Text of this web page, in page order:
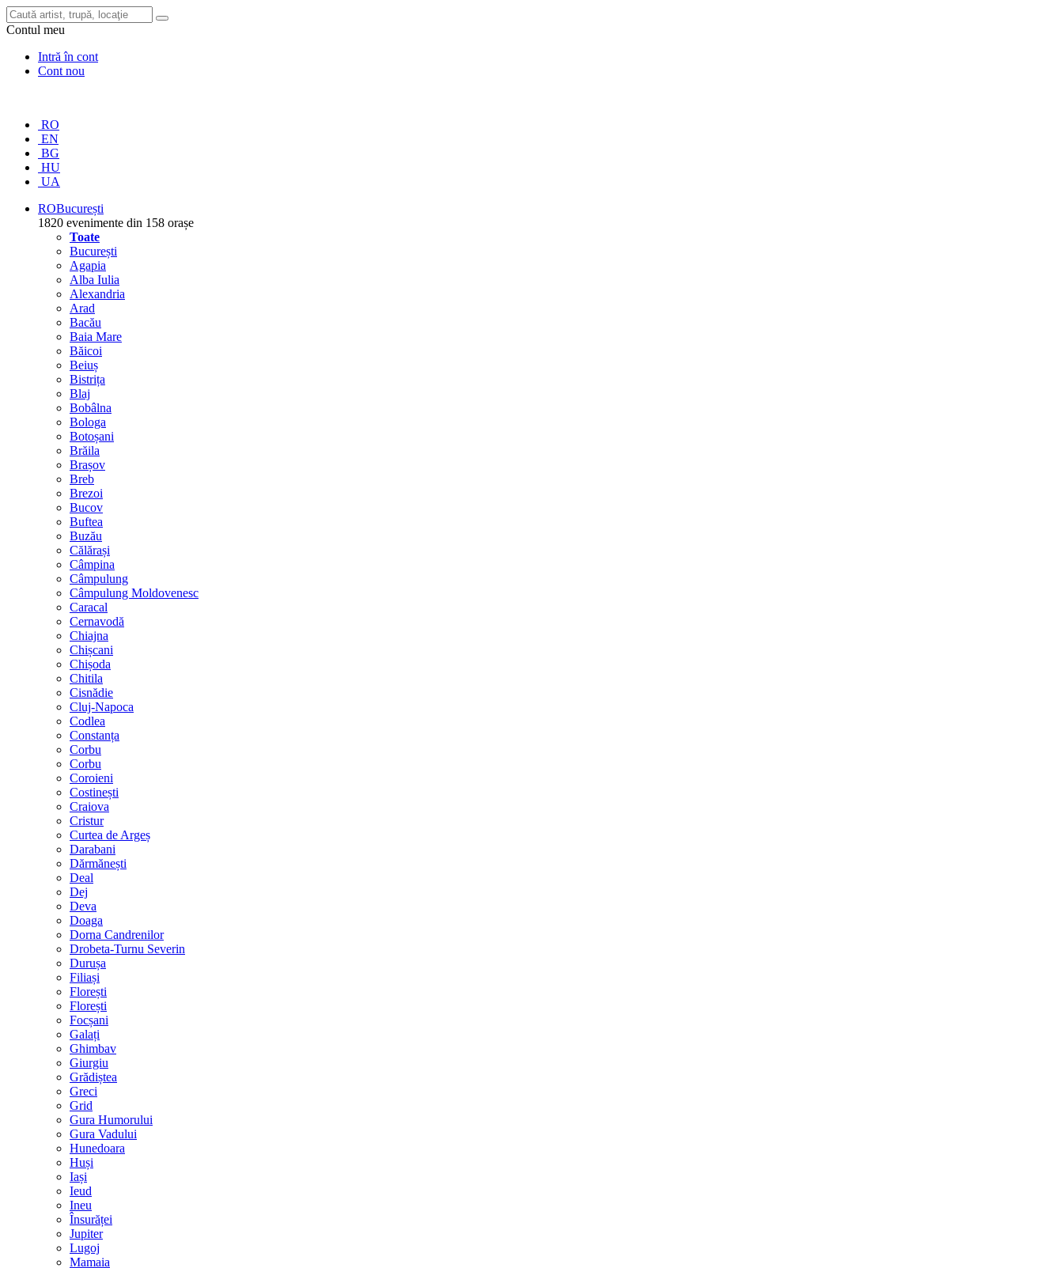
Contul meu
Intră în cont
Cont nou
RO
EN
BG
HU
UA
ROBucurești
1820 evenimente din 158 orașe
Toate
București
Agapia
Alba Iulia
Alexandria
Arad
Bacău
Baia Mare
Băicoi
Beiuș
Bistrița
Blaj
Bobâlna
Bologa
Botoșani
Brăila
Brașov
Breb
Brezoi
Bucov
Buftea
Buzău
Călărași
Câmpina
Câmpulung
Câmpulung Moldovenesc
Caracal
Cernavodă
Chiajna
Chișcani
Chișoda
Chitila
Cisnădie
Cluj-Napoca
Codlea
Constanța
Corbu
Corbu
Coroieni
Costinești
Craiova
Cristur
Curtea de Argeș
Darabani
Dărmănești
Deal
Dej
Deva
Doaga
Dorna Candrenilor
Drobeta-Turnu Severin
Durușa
Filiași
Florești
Florești
Focșani
Galați
Ghimbav
Giurgiu
Grădiștea
Greci
Grid
Gura Humorului
Gura Vadului
Hunedoara
Huși
Iași
Ieud
Ineu
Însurăței
Jupiter
Lugoj
Mamaia